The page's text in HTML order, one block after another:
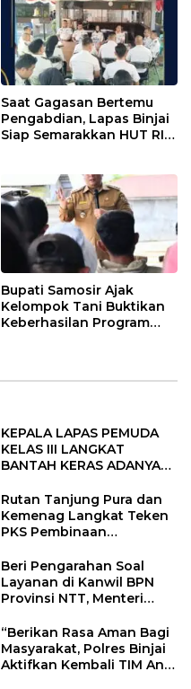
Saat Gagasan Bertemu
Pengabdian, Lapas Binjai
Siap Semarakkan HUT RI
Bupati Samosir Ajak
Kelompok Tani Buktikan
Keberhasilan Program
KEPALA LAPAS PEMUDA
KELAS III LANGKAT
BANTAH KERAS ADANYA
SELALU DITUTUPI
TENTANG SINDIKAT
PENIPU PENJUALAN EMAS
Rutan Tanjung Pura dan
Kemenag Langkat Teken
PKS Pembinaan
Beri Pengarahan Soal
Layanan di Kanwil BPN
Provinsi NTT, Menteri
Pandang Masyarakat
“Berikan Rasa Aman Bagi
Masyarakat, Polres Binjai
Aktifkan Kembali TIM Anti